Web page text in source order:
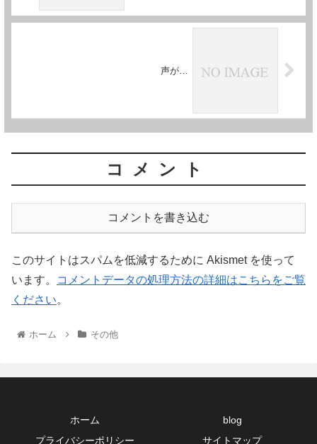
声が…
コメント
コメントを書き込む
このサイトはスパムを低減するために Akismet を使って
います。
コメントデータの処理方法の詳細はこちらをご覧
ください。
ホーム その他
ホーム
blog
プライバシーポリシー
サイトマップ